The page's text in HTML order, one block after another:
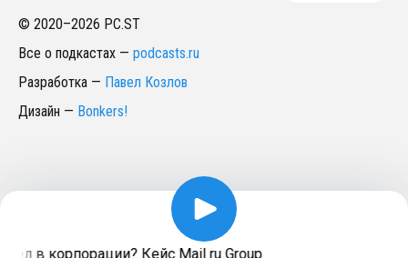
© 2020–2026 PC.ST
Все о подкастах — podcasts.ru
Разработка — Павел Козлов
Дизайн — Bonkers!
в корпорации? Кейс Mail ru Group